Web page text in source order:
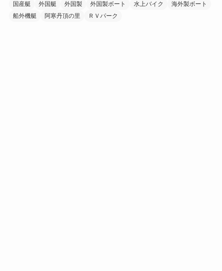
国産艇
外国艇 外国製 外国製ボート 水上バイク
海外製ボート
船外機艇
阿寒丹頂の里 ＲＶパーク